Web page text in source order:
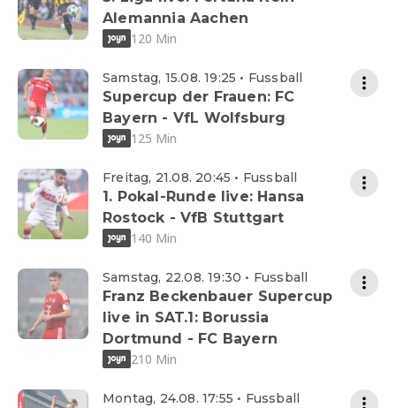
Alemannia Aachen
120 Min
Samstag, 15.08. 19:25 • Fussball
Supercup der Frauen: FC
Bayern - VfL Wolfsburg
125 Min
Freitag, 21.08. 20:45 • Fussball
1. Pokal-Runde live: Hansa
Rostock - VfB Stuttgart
140 Min
Samstag, 22.08. 19:30 • Fussball
Franz Beckenbauer Supercup
live in SAT.1: Borussia
Dortmund - FC Bayern
210 Min
Montag, 24.08. 17:55 • Fussball